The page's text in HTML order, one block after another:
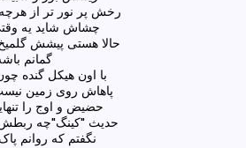
رخش پر نور تر از
چشاش شاید یه
حالا هستی پیشش
گمانم
با اون هیکل گنده
پاهاش روی زمین
حضیض و اوج را
حدیث "کینگ"چه ربطش
نگفتم که روانم